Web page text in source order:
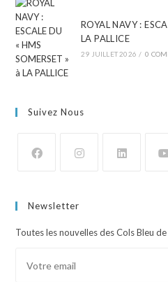
ROYAL NAVY :
LA PALLICE
29 JUILLET 2026 / 0
Suivez Nous
Newsletter
Toutes les nouvelles des Cols Bleu de